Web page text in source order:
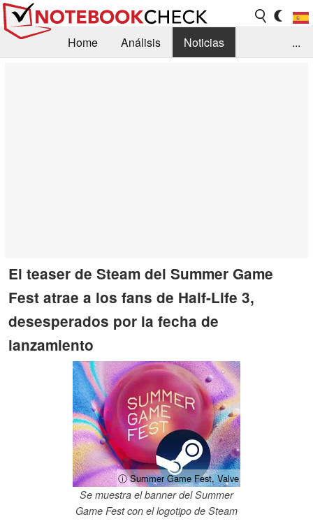
Home Análisis
Noticias
...
El teaser de Steam del Summer Game
Fest atrae a los fans de Half-Life 3,
desesperados por la fecha de
lanzamiento
ⓘ Summer Game Fest, Valve
Se muestra el banner del Summer
Game Fest con el logotipo de Steam